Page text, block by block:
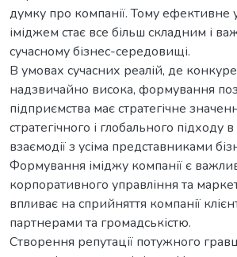
думку про компанії. Тому ефективне
іміджем стає все більш складним і
сучасному бізнес-середовищі.
В умовах сучасних реалій, де
надзвичайно висока, формування
підприємства має стратегічне
стратегічного і глобального підходу в
взаємодії з усіма представниками
Формування іміджу компанії є
корпоративного управління та
впливає на сприйняття компанії
партнерами та громадськістю.
Створення репутації потужного